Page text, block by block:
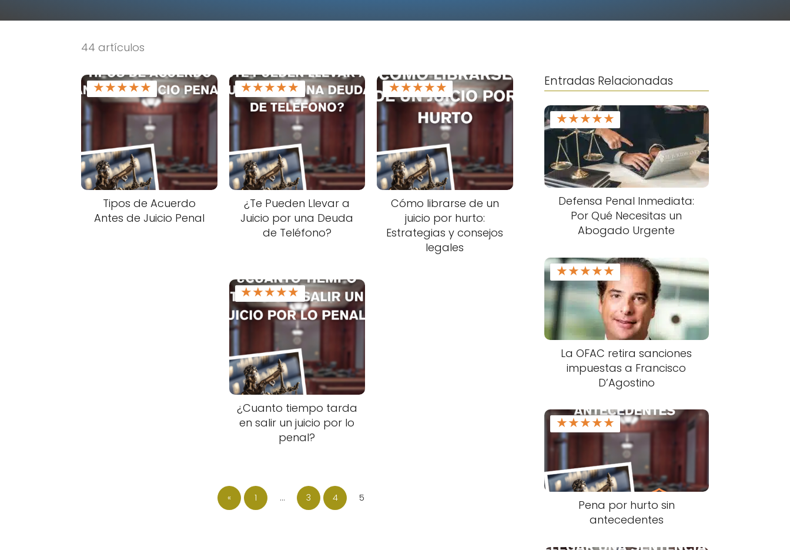
44 artículos
★★★★★
Tipos de Acuerdo
Antes de Juicio Penal
★★★★★
¿Te Pueden Llevar a
Juicio por una Deuda
de Teléfono?
★★★★★
Cómo librarse de un
juicio por hurto:
Estrategias y consejos
legales
★★★★★
¿Cuanto tiempo tarda
en salir un juicio por lo
penal?
« 1 … 3 4 5
Entradas Relacionadas
★★★★★
Defensa Penal Inmediata:
Por Qué Necesitas un
Abogado Urgente
★★★★★
La OFAC retira sanciones
impuestas a Francisco
D’Agostino
★★★★★
Pena por hurto sin
antecedentes